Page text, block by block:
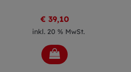
€ 39,10
inkl. 20 % MwSt.